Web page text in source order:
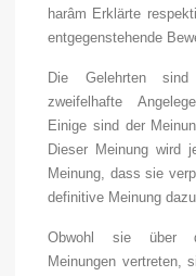
harâm Erklärte
entgegenstehende
Die Gelehrten
zweifelhafte
Einige sind der
Dieser Meinung wird
Meinung, dass sie
definitive Meinung
Obwohl sie über
Meinungen vertreten,